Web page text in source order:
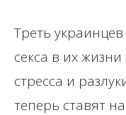
Треть
секса в их
стресса и
теперь ставят